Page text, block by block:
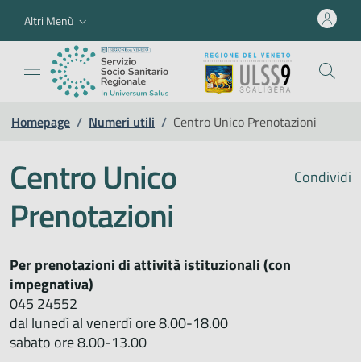
Altri Menù
Homepage / Numeri utili / Centro Unico Prenotazioni
Condividi
Centro Unico
Prenotazioni
Per prenotazioni di attività istituzionali (con
impegnativa)
045 24552
dal lunedì al venerdì ore 8.00-18.00
sabato ore 8.00-13.00